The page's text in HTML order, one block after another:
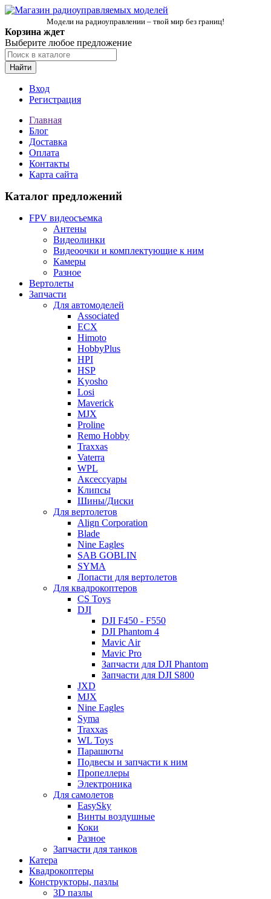
Модели на радиоуправлении – твой мир без границ!
Корзина ждет
Выберите любое предложение
Найти
Вход
Регистрация
Главная
Блог
Доставка
Оплата
Контакты
Карта сайта
Каталог предложений
FPV видеосъемка
Антены
Видеолинки
Видеоочки и комплектующие к ним
Камеры
Разное
Вертолеты
Запчасти
Для автомоделей
Associated
ECX
Himoto
HobbyPlus
HPI
HSP
Kyosho
Losi
Maverick
MJX
Proline
Remo Hobby
Traxxas
Vaterra
WPL
Аксессуары
Клипсы
Шины/Диски
Для вертолетов
Align Corporation
Blade
Nine Eagles
SAB GOBLIN
SYMA
Лопасти для вертолетов
Для квадрокоптеров
CS Toys
DJI
DJI F450 - F550
DJI Phantom 4
Mavic Air
Mavic Pro
Запчасти для DJI Phantom
Запчасти для DJI S800
JXD
MJX
Nine Eagles
Syma
Traxxas
WL Toys
Парашюты
Подвесы и запчасти к ним
Пропеллеры
Электроника
Для самолетов
EasySky
Винты воздушные
Коки
Разное
Запчасти для танков
Катера
Квадрокоптеры
Конструкторы, пазлы
3D пазлы